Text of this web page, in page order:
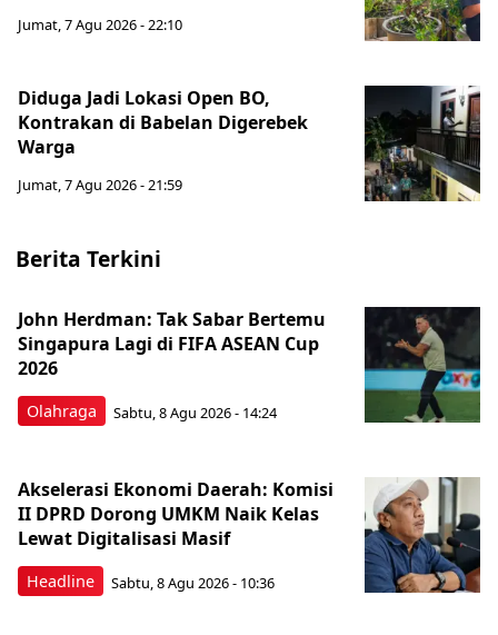
Jumat, 7 Agu 2026 - 22:10
Diduga Jadi Lokasi Open BO,
Kontrakan di Babelan Digerebek
Warga
Jumat, 7 Agu 2026 - 21:59
Berita Terkini
Olahraga
John Herdman: Tak Sabar Bertemu
Singapura Lagi di FIFA ASEAN Cup
2026
Sabtu, 8 Agu 2026 - 14:24
Headline
Akselerasi Ekonomi Daerah: Komisi
II DPRD Dorong UMKM Naik Kelas
Lewat Digitalisasi Masif
Sabtu, 8 Agu 2026 - 10:36